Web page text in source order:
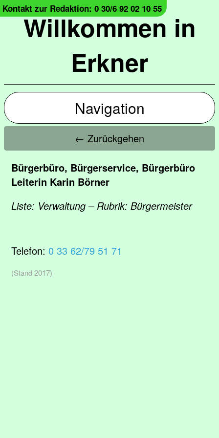
Willkommen in
Erkner
Kontakt zur Redaktion: 0 30/6 92 02 10 55
Navigation
← Zurückgehen
Bürgerbüro, Bürgerservice, Bürgerbüro
Leiterin Karin Börner
Liste: Verwaltung – Rubrik: Bürgermeister
Telefon: 0 33 62/79 51 71
(Stand 2017)